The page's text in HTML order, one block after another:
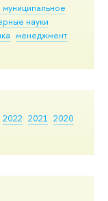
науки
менеджмент
2022 2021 2020